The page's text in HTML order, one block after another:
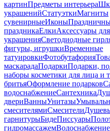
картинПредметы интерьера
украшенийСтатуэткиМагниты
сувенирныеИконы
праздникаЕлкиАксессуары
украшенияСветодиодные
фигуры, игрушкиВременные
татуировкиФотобутафория
маскарадаПодаркиПодарки,
наборы косметики для лица и
бритьяОформление подарков
водоснабжениеСантехника
двериВанныУнитазы
смесителямиСмесители
гарнитурыБидеПиссуары
гидромассажемВодоснабжение